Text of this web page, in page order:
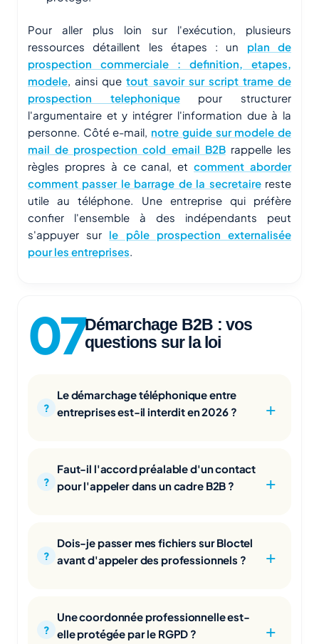
Pour aller plus loin sur l'exécution, plusieurs
ressources détaillent les étapes : un plan de
prospection commerciale : definition, etapes,
modele, ainsi quetout savoir sur script trame de
prospection telephoniquepour structurer
l'argumentaire et y intégrer l'information due à la
personne. Côté e-mail, notre guide sur modele de
mail de prospection cold email B2Brappelle les
règles propres à ce canal, etcomment aborder
comment passer le barrage de la secretairereste
utile au téléphone. Une entreprise qui préfère
confier l'ensemble à des indépendants peut
s'appuyer sur le pôle prospection externalisée
pour les entreprises.
Démarchage B2B : vos
questions sur la loi
Le démarchage téléphonique entre
entreprises est-il interdit en 2026 ?
Faut-il l'accord préalable d'un contact
pour l'appeler dans un cadre B2B ?
Dois-je passer mes fichiers sur Bloctel
avant d'appeler des professionnels ?
Une coordonnée professionnelle est-
elle protégée par le RGPD ?